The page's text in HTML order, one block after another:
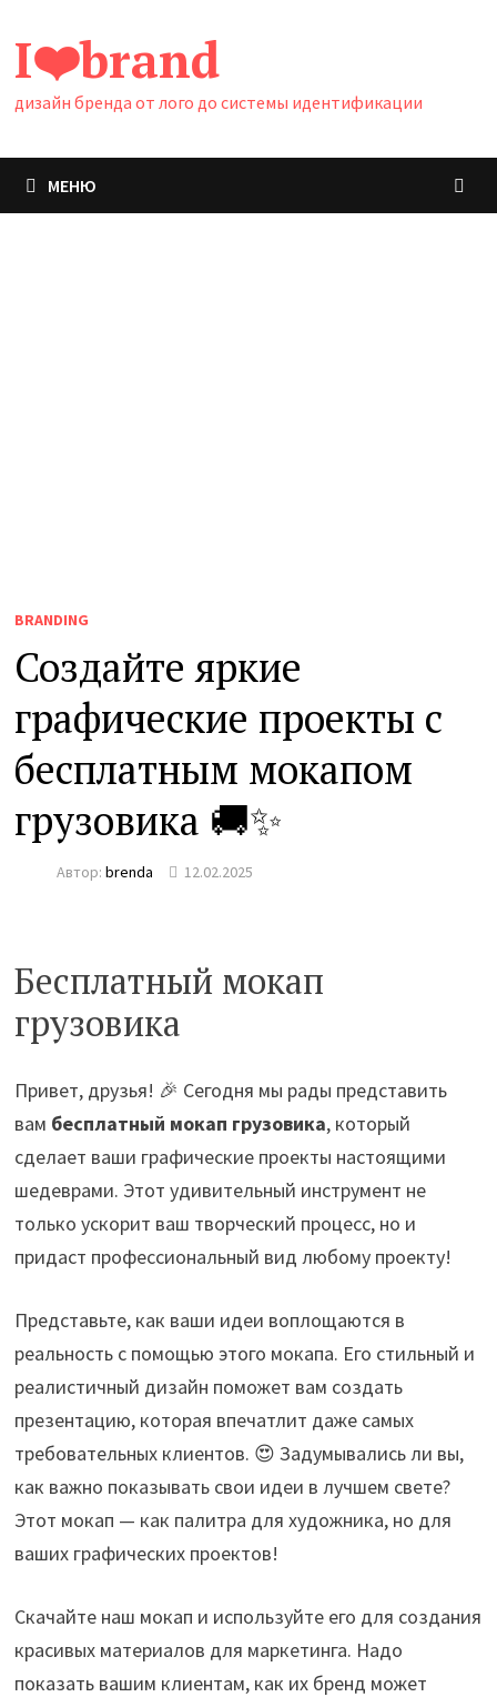
содержимому
I❤️brand
дизайн бренда от лого до системы идентификации
МЕНЮ
BRANDING
Создайте яркие
графические проекты с
бесплатным мокапом
грузовика 🚚✨
Автор:brenda 12.02.2025
Бесплатный мокап
грузовика
Привет, друзья! 🎉 Сегодня мы рады представить
вам бесплатный мокап грузовика, который
сделает ваши графические проекты настоящими
шедеврами. Этот удивительный инструмент не
только ускорит ваш творческий процесс, но и
придаст профессиональный вид любому проекту!
Представьте, как ваши идеи воплощаются в
реальность с помощью этого мокапа. Его стильный и
реалистичный дизайн поможет вам создать
презентацию, которая впечатлит даже самых
требовательных клиентов. 😍 Задумывались ли вы,
как важно показывать свои идеи в лучшем свете?
Этот мокап — как палитра для художника, но для
ваших графических проектов!
Скачайте наш мокап и используйте его для создания
красивых материалов для маркетинга. Надо
показать вашим клиентам, как их бренд может